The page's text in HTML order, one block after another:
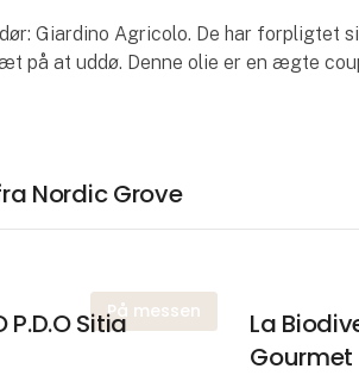
Giardino Agricolo. De har forpligtet
på at uddø. Denne olie er en ægte
Nordic Grove
På messen
P.D.O Sitia
La
Gourmet